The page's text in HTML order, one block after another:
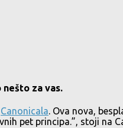
za vas.
Canonicala. Ova nova,
pet principa.”, stoji na